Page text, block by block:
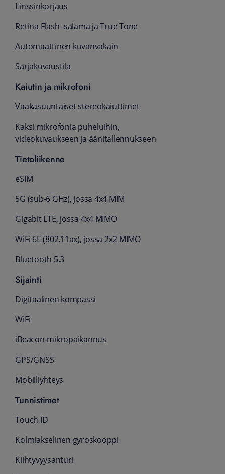
Linssinkorjaus
Retina Flash -salama ja True Tone
Automaattinen kuvanvakain
Sarjakuvaustila
Kaiutin ja mikrofoni
Vaakasuuntaiset stereokaiuttimet
Kaksi mikrofonia puheluihin,
videokuvaukseen ja äänitallennukseen
Tietoliikenne
eSIM
5G (sub-6 GHz), jossa 4x4 MIM
Gigabit LTE, jossa 4x4 MIMO
WiFi 6E (802.11ax), jossa 2x2 MIMO
Bluetooth 5.3
Sijainti
Digitaalinen kompassi
WiFi
iBeacon-mikropaikannus
GPS/GNSS
Mobiiliyhteys
Tunnistimet
Touch ID
Kolmiakselinen gyroskooppi
Kiihtyvyysanturi